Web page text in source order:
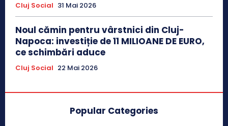
Cluj Social 31 Mai 2026
Noul cămin pentru vârstnici din Cluj-
Napoca: investiție de 11 MILIOANE DE EURO,
ce schimbări aduce
Cluj Social 22 Mai 2026
Popular Categories